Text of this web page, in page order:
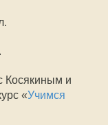
Косякиным и
«Учимся